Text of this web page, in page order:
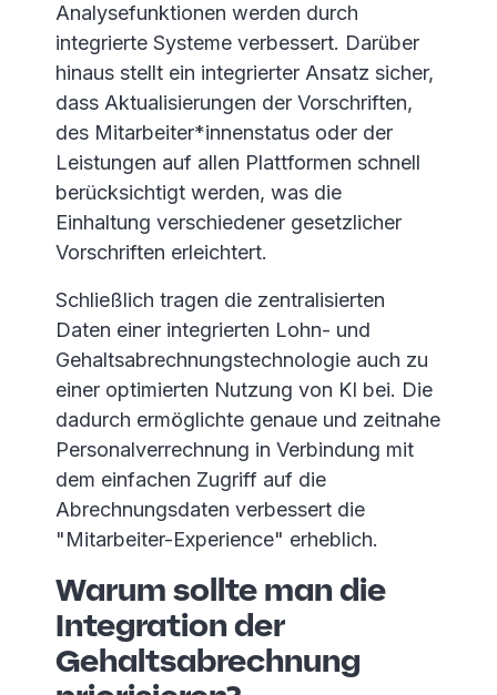
Analysefunktionen werden durch
integrierte Systeme verbessert. Darüber
hinaus stellt ein integrierter Ansatz sicher,
dass Aktualisierungen der Vorschriften,
des Mitarbeiter*innenstatus oder der
Leistungen auf allen Plattformen schnell
berücksichtigt werden, was die
Einhaltung verschiedener gesetzlicher
Vorschriften erleichtert.
Schließlich tragen die zentralisierten
Daten einer integrierten Lohn- und
Gehaltsabrechnungstechnologie auch zu
einer optimierten Nutzung von KI bei. Die
dadurch ermöglichte genaue und zeitnahe
Personalverrechnung in Verbindung mit
dem einfachen Zugriff auf die
Abrechnungsdaten verbessert die
"Mitarbeiter-Experience" erheblich.
Warum sollte man die
Integration der
Gehaltsabrechnung